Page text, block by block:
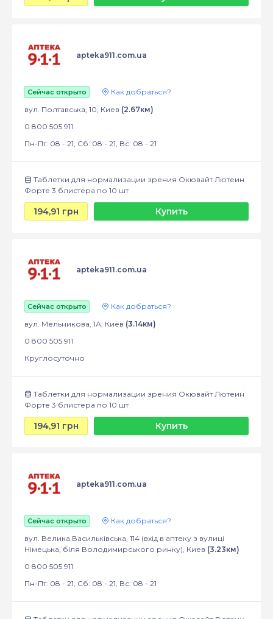
apteka911.com.ua
Сейчас открыто
Как добраться?
вул. Полтавська, 10, Киев (2.67км)
0 800 505 911
Пн-Пт: 08 - 21, Сб: 08 - 21, Вс: 08 - 21
Таблетки для нормализации зрения Окювайт Лютеин
Форте 3 блистера по 10 шт
194,91 грн Купить
apteka911.com.ua
Сейчас открыто
Как добраться?
вул. Мельникова, 1А, Киев (3.14км)
0 800 505 911
Круглосуточно
Таблетки для нормализации зрения Окювайт Лютеин
Форте 3 блистера по 10 шт
194,91 грн Купить
apteka911.com.ua
Сейчас открыто
Как добраться?
вул. Велика Васильківська, 114 (вхід в аптеку з вулиці
Німецька, біля Володимирського ринку), Киев (3.23км)
0 800 505 911
Пн-Пт: 08 - 21, Сб: 08 - 21, Вс: 08 - 21